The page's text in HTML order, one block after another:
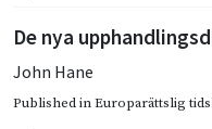
De nya
John Hane
Published inEuroparättslig